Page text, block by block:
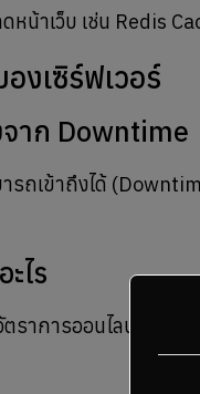
ดหน้าเว็บ เช่น Redis
งเซิร์ฟเวอร์
าก Downtime
ารถเข้าถึงได้
ไร
ราการออนไลน์